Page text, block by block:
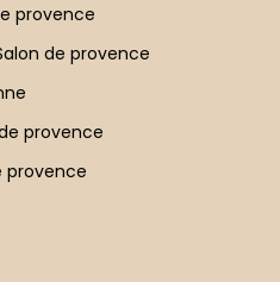
provence
de provence
provence
provence